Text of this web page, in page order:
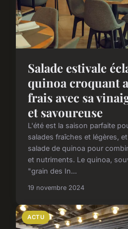
Salade estivale
quinoa croquant
frais avec sa
et savoureuse
L'été est la saison parfaite
salades fraîches et légères,
salade de quinoa pour
et nutriments. Le quinoa,
"grain des In...
19 novembre 2024
ACTU